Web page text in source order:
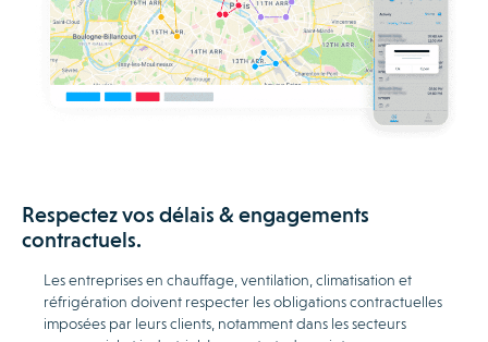
Respectez vos délais & engagements
contractuels.
Les entreprises en chauffage, ventilation, climatisation et
réfrigération doivent respecter les obligations contractuelles
imposées par leurs clients, notamment dans les secteurs